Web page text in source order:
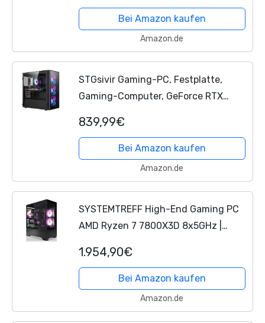
Desktop Computer Rechner für...
Bei Amazon kaufen
Amazon.de
STGsivir Gaming-PC, Festplatte,
Gaming-Computer, GeForce RTX
5500 bis zu 4,2 GHz, 32 GB DDR4, 1
TB SSD, WiFi 6, BT 5.0,...
839,99€
Bei Amazon kaufen
Amazon.de
SYSTEMTREFF High-End Gaming PC
AMD Ryzen 7 7800X3D 8x5GHz |
NVMe | 32GB DDR5 RAM | Windows 11 |
WLAN Desktop Computer...
1.954,90€
Bei Amazon kaufen
Amazon.de